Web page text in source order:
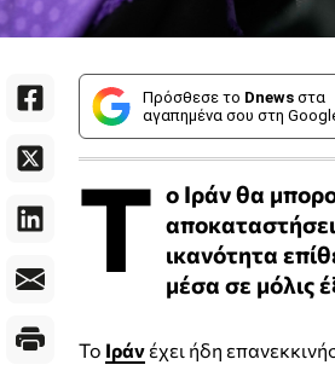
Πρόσθεσε το Dnews στα
αγαπημένα σου στη
Τ ο Ιράν θα
ικανότητα
μέσα σε μόλις
Το Ιράν έχει ήδη